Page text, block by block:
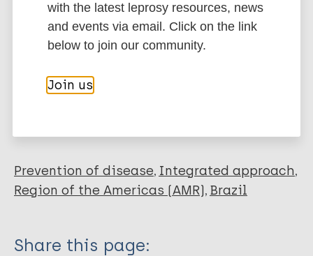
Author
Engelhard A
Lever P
EndNote 7 XML
Endnote tagged
Marc
PubMedId RIS Rtf
More publications on:
Prevention of disease Integrated approach
Region of the Americas (AMR) Brazil
Share this page:
with the latest leprosy resources, news
and events via email. Click on the link
below to join our community.
Join us